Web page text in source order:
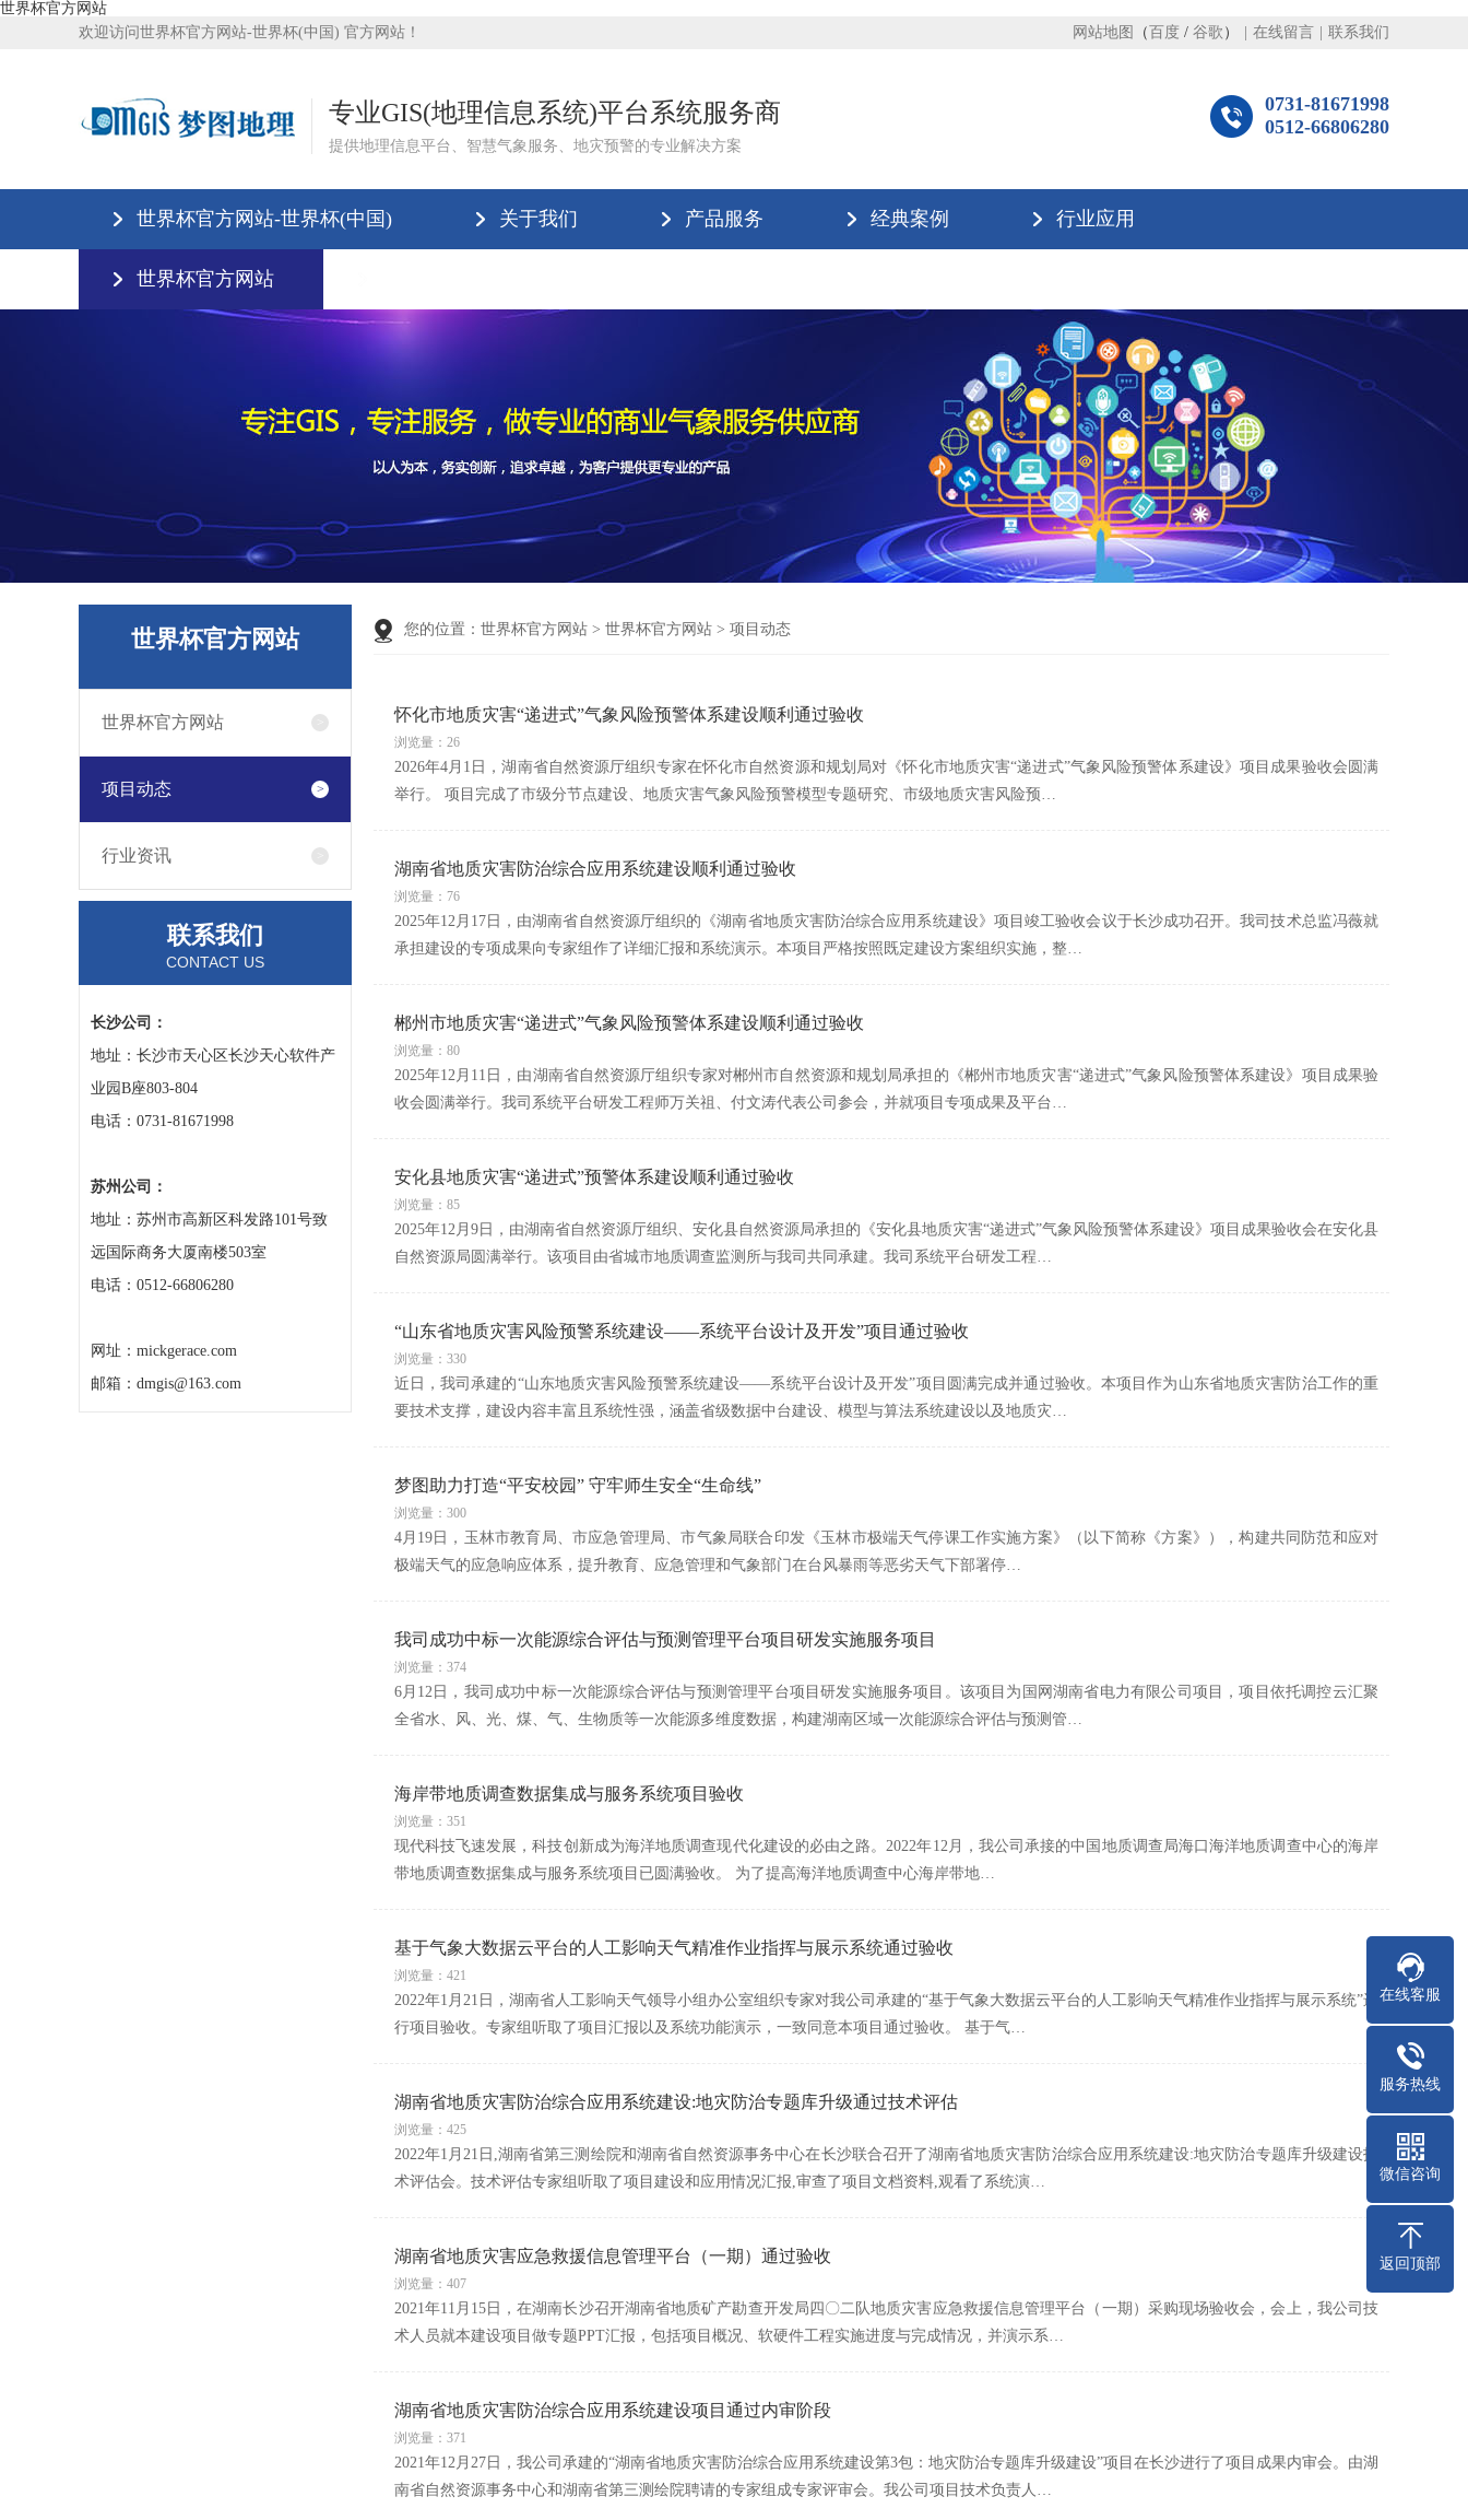
世界杯官方网站
欢迎访问世界杯官方网站-世界杯(中国) 官方网站！
网站地图 （ 百度 / 谷歌 ） 在线留言 联系我们
专业GIS(地理信息系统)平台系统服务商
提供地理信息平台、智慧气象服务、地灾预警的专业解决方案
0731-81671998
0512-66806280
世界杯官方网站-世界杯(中国) 关于我们 产品服务 经典案例 行业应用
世界杯官方网站
世界杯官方网站
世界杯官方网站
项目动态
行业资讯
联系我们
CONTACT US
长沙公司：
地址：长沙市天心区长沙天心软件产
业园B座803-804
电话：0731-81671998
苏州公司：
地址：苏州市高新区科发路101号致
远国际商务大厦南楼503室
电话：0512-66806280
网址：mickgerace.com
邮箱：dmgis@163.com
您的位置： 世界杯官方网站 > 世界杯官方网站 > 项目动态
怀化市地质灾害“递进式”气象风险预警体系建设顺利通过验收
浏览量：26
2026年4月1日，湖南省自然资源厅组织专家在怀化市自然资源和规划局对《怀化市地质灾害“递进式”气象风险预警体系建设》项目成果验收会圆满
举行。 项目完成了市级分节点建设、地质灾害气象风险预警模型专题研究、市级地质灾害风险预…
湖南省地质灾害防治综合应用系统建设顺利通过验收
浏览量：76
2025年12月17日，由湖南省自然资源厅组织的《湖南省地质灾害防治综合应用系统建设》项目竣工验收会议于长沙成功召开。我司技术总监冯薇就
承担建设的专项成果向专家组作了详细汇报和系统演示。本项目严格按照既定建设方案组织实施，整…
郴州市地质灾害“递进式”气象风险预警体系建设顺利通过验收
浏览量：80
2025年12月11日，由湖南省自然资源厅组织专家对郴州市自然资源和规划局承担的《郴州市地质灾害“递进式”气象风险预警体系建设》项目成果验
收会圆满举行。我司系统平台研发工程师万关祖、付文涛代表公司参会，并就项目专项成果及平台…
安化县地质灾害“递进式”预警体系建设顺利通过验收
浏览量：85
2025年12月9日，由湖南省自然资源厅组织、安化县自然资源局承担的《安化县地质灾害“递进式”气象风险预警体系建设》项目成果验收会在安化县
自然资源局圆满举行。该项目由省城市地质调查监测所与我司共同承建。我司系统平台研发工程…
“山东省地质灾害风险预警系统建设——系统平台设计及开发”项目通过验收
浏览量：330
近日，我司承建的“山东地质灾害风险预警系统建设——系统平台设计及开发”项目圆满完成并通过验收。本项目作为山东省地质灾害防治工作的重
要技术支撑，建设内容丰富且系统性强，涵盖省级数据中台建设、模型与算法系统建设以及地质灾…
梦图助力打造“平安校园” 守牢师生安全“生命线”
浏览量：300
4月19日，玉林市教育局、市应急管理局、市气象局联合印发《玉林市极端天气停课工作实施方案》（以下简称《方案》），构建共同防范和应对
极端天气的应急响应体系，提升教育、应急管理和气象部门在台风暴雨等恶劣天气下部署停…
我司成功中标一次能源综合评估与预测管理平台项目研发实施服务项目
浏览量：374
6月12日，我司成功中标一次能源综合评估与预测管理平台项目研发实施服务项目。该项目为国网湖南省电力有限公司项目，项目依托调控云汇聚
全省水、风、光、煤、气、生物质等一次能源多维度数据，构建湖南区域一次能源综合评估与预测管…
海岸带地质调查数据集成与服务系统项目验收
浏览量：351
现代科技飞速发展，科技创新成为海洋地质调查现代化建设的必由之路。2022年12月，我公司承接的中国地质调查局海口海洋地质调查中心的海岸
带地质调查数据集成与服务系统项目已圆满验收。 为了提高海洋地质调查中心海岸带地…
基于气象大数据云平台的人工影响天气精准作业指挥与展示系统通过验收
浏览量：421
2022年1月21日，湖南省人工影响天气领导小组办公室组织专家对我公司承建的“基于气象大数据云平台的人工影响天气精准作业指挥与展示系统”进
行项目验收。专家组听取了项目汇报以及系统功能演示，一致同意本项目通过验收。 基于气…
湖南省地质灾害防治综合应用系统建设:地灾防治专题库升级通过技术评估
浏览量：425
2022年1月21日,湖南省第三测绘院和湖南省自然资源事务中心在长沙联合召开了湖南省地质灾害防治综合应用系统建设:地灾防治专题库升级建设技
术评估会。技术评估专家组听取了项目建设和应用情况汇报,审查了项目文档资料,观看了系统演…
湖南省地质灾害应急救援信息管理平台（一期）通过验收
浏览量：407
2021年11月15日，在湖南长沙召开湖南省地质矿产勘查开发局四〇二队地质灾害应急救援信息管理平台（一期）采购现场验收会，会上，我公司技
术人员就本建设项目做专题PPT汇报，包括项目概况、软硬件工程实施进度与完成情况，并演示系…
湖南省地质灾害防治综合应用系统建设项目通过内审阶段
浏览量：371
2021年12月27日，我公司承建的“湖南省地质灾害防治综合应用系统建设第3包：地灾防治专题库升级建设”项目在长沙进行了项目成果内审会。由湖
南省自然资源事务中心和湖南省第三测绘院聘请的专家组成专家评审会。我公司项目技术负责人…
在线客服
服务热线
微信咨询
返回顶部